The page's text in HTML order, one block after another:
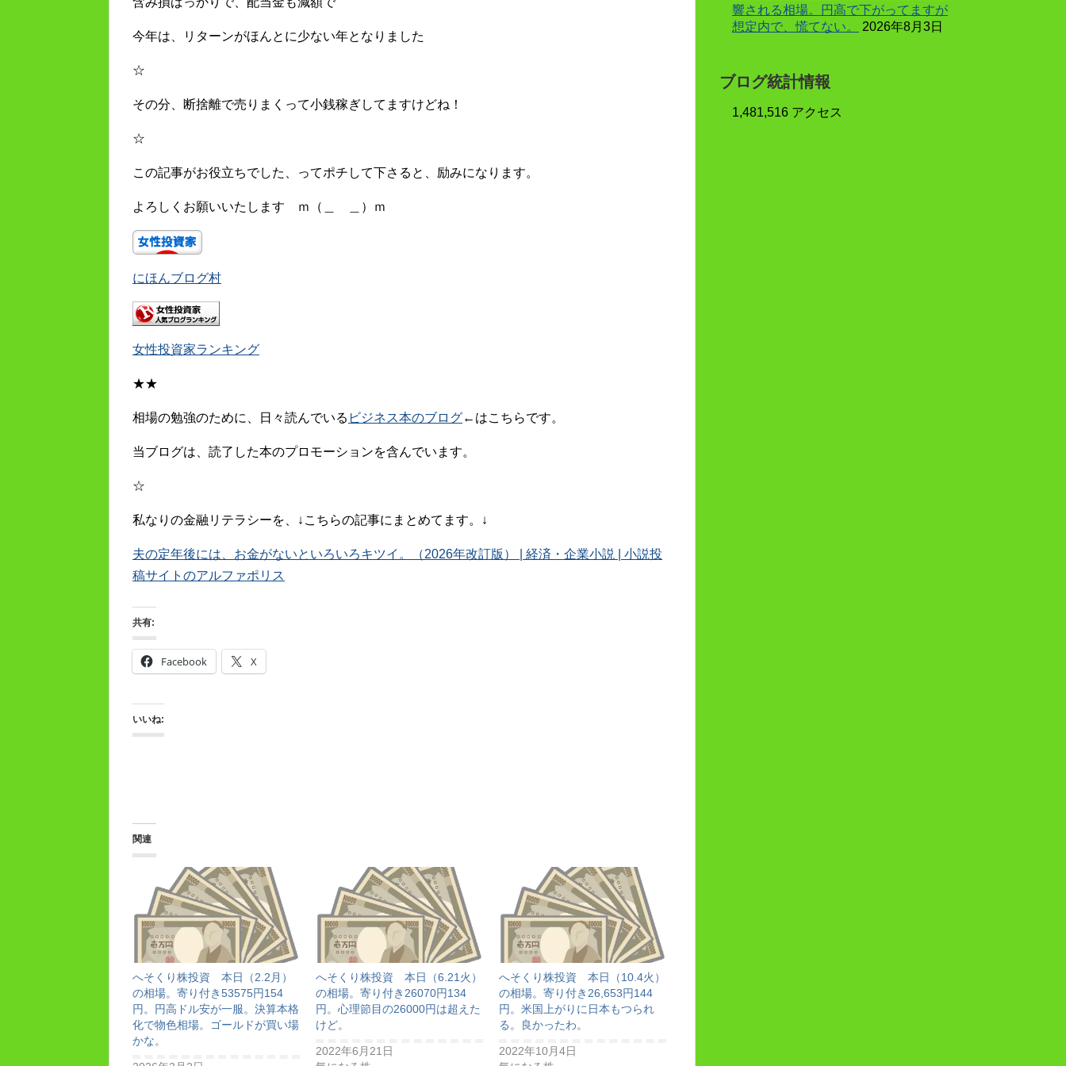
今年は、リターンがほんとに少ない年となりました
☆
その分、断捨離で売りまくって小銭稼ぎしてますけどね！
☆
この記事がお役立ちでした、ってポチして下さると、励みになります。
よろしくお願いいたします ｍ（＿ ＿）ｍ
にほんブログ村
女性投資家ランキング
★★
相場の勉強のために、日々読んでいる ビジネス本のブログ←はこちらです。
当ブログは、読了した本のプロモーションを含んでいます。
☆
私なりの金融リテラシーを、↓こちらの記事にまとめてます。↓
夫の定年後には、お金がないといろいろキツイ。（2026年改訂版） | 経済・企業小説 | 小説投
稿サイトのアルファポリス
共有:
Facebook X
いいね:
関連
へそくり株投資 本日（2.2月）
の相場。寄り付き53575円154
円。円高ドル安が一服。決算本格
化で物色相場。ゴールドが買い場
かな。
へそくり株投資 本日（6.21火）
の相場。寄り付き26070円134
円。心理節目の26000円は超えた
けど。
2022年6月21日
へそくり株投資 本日（10.4火）
の相場。寄り付き26,653円144
円。米国上がりに日本もつられ
る。良かったわ。
2022年10月4日
響される相場。円高で下がってますが
想定内で、慌てない。
2026年8月3日
ブログ統計情報
1,481,516 アクセス